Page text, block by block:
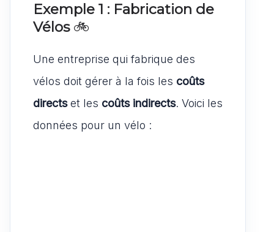
Exemple 1 : Fabrication de
Vélos🚲
Une entreprise qui fabrique des
vélos doit gérer à la fois les coûts
directset les coûts indirects. Voici les
données pour un vélo :